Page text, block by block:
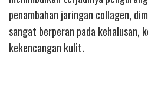
penambahan jaringan collagen,
sangat berperan pada kehalusan,
kekencangan kulit.